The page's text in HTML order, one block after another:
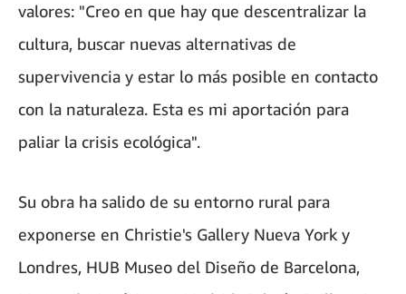
valores: "Creo en que hay que descentralizar la
cultura, buscar nuevas alternativas de
supervivencia y estar lo más posible en contacto
con la naturaleza. Esta es mi aportación para
paliar la crisis ecológica".
Su obra ha salido de su entorno rural para
exponerse en Christie's Gallery Nueva York y
Londres, HUB Museo del Diseño de Barcelona,